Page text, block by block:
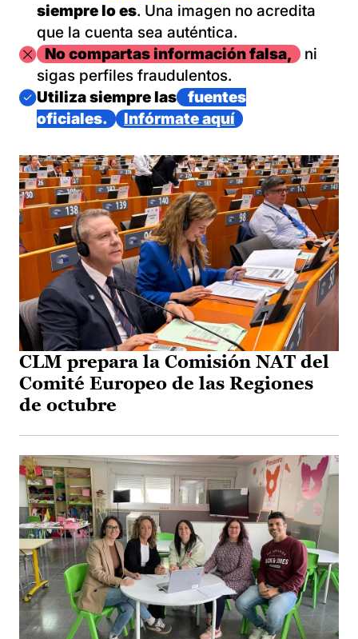
siempre lo es. Una imagen no acredita
que la cuenta sea auténtica.
ImagenNo compartas información falsa,
ni
sigas perfiles fraudulentos.
Imagen
Utiliza siempre las
fuentes
oficiales.
Infórmate aquí
CLM prepara la Comisión NAT del
Comité Europeo de las Regiones
de octubre